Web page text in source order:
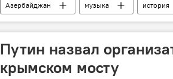
Азербайджан музыка история
Путин назвал
крымском мосту